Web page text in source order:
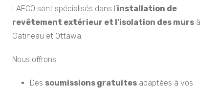
LAFCO sont spécialisés dans l’installation de
revêtement extérieur et l’isolation des murs à
Gatineau et Ottawa.
Nous offrons :
Des soumissions gratuites adaptées à vos